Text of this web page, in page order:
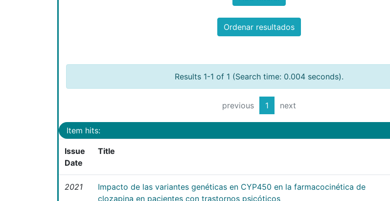
Ordenar resultados
Results 1-1 of 1 (Search time: 0.004 seconds).
previous 1 next
Item hits:
Issue
Date
Title
2021
Impacto de las variantes genéticas en CYP450 en la farmacocinética de
clozapina en pacientes con trastornos psicóticos